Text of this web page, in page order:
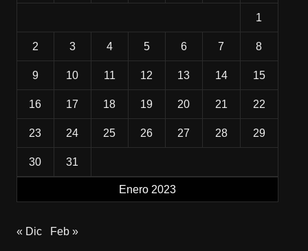
Enero 2023
1
2 3 4 5 6 7 8
9 10 11 12 13 14 15
16 17 18 19 20 21 22
23 24 25 26 27 28 29
30 31
« Dic Feb »